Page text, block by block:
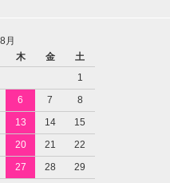
月
木 金
土
1
6 7
8
13 14
15
20 21
22
27 28
29